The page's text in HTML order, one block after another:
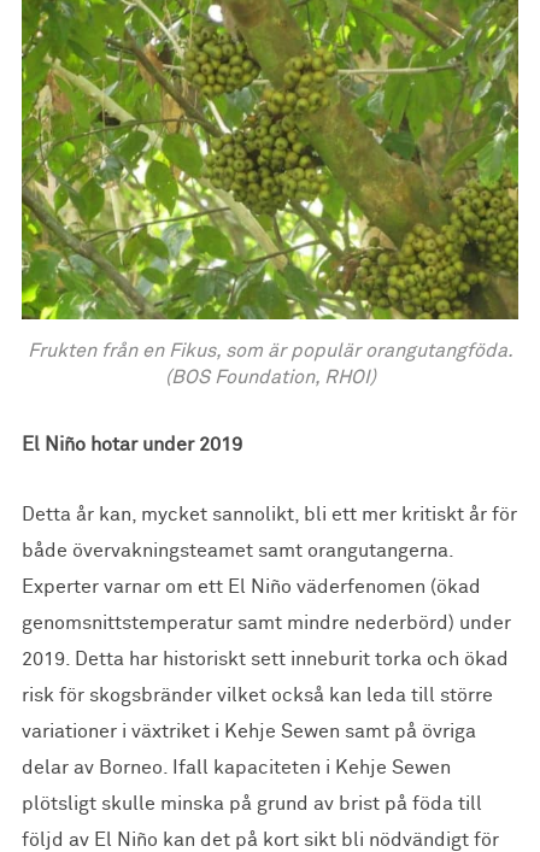
Frukten från en Fikus, som är populär orangutangföda.
(BOS Foundation, RHOI)
El Niño hotar under 2019
Detta år kan, mycket sannolikt, bli ett mer kritiskt år för
både övervakningsteamet samt orangutangerna.
Experter varnar om ett El Niño väderfenomen (ökad
genomsnittstemperatur samt mindre nederbörd) under
2019. Detta har historiskt sett inneburit torka och ökad
risk för skogsbränder vilket också kan leda till större
variationer i växtriket i Kehje Sewen samt på övriga
delar av Borneo. Ifall kapaciteten i Kehje Sewen
plötsligt skulle minska på grund av brist på föda till
följd av El Niño kan det på kort sikt bli nödvändigt för